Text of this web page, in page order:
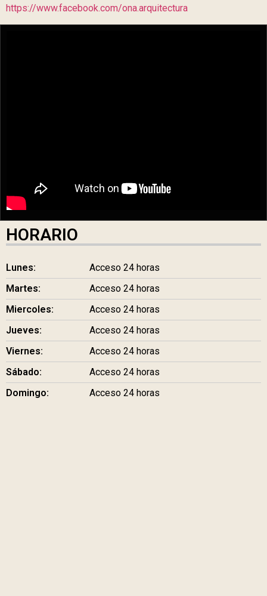
https://www.facebook.com/ona.arquitectura
HORARIO
Lunes:
Acceso 24 horas
Martes:
Acceso 24 horas
Miercoles:
Acceso 24 horas
Jueves:
Acceso 24 horas
Viernes:
Acceso 24 horas
Sábado:
Acceso 24 horas
Domingo:
Acceso 24 horas